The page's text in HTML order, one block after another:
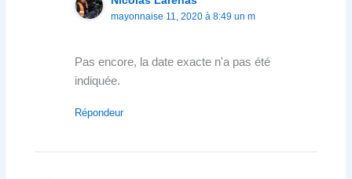
mayonnaise 11, 2020 à 8:49 un m
Pas encore, la date exacte n'a pas été
indiquée.
Répondeur